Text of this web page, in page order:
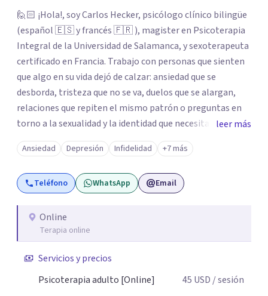
🙋🏻 ¡Hola!, soy Carlos Hecker, psicólogo clínico bilingüe
(español 🇪🇸 y francés 🇫🇷 ), magister en Psicoterapia
Integral de la Universidad de Salamanca, y sexoterapeuta
certificado en Francia. Trabajo con personas que sienten
que algo en su vida dejó de calzar: ansiedad que se
desborda, tristeza que no se va, duelos que se alargan,
relaciones que repiten el mismo patrón o preguntas en
torno a la sexualidad y la identidad que necesitan un
espacio seguro para ser habladas. Mi orientación teórica
integra una mirada Humanista-Relacional con Terapia
Breve, donde el modo en que te vinculas ocupa un lugar
central: cómo te relacionas contigo, con las demás
psicoterapia, cuento con especialización en sexoterapia,
por lo que también acompaño temas de salud sexual,
dificultades en el deseo, intimidad, orientación o
identidad. Busco que el espacio terapéutico sea un lugar
leer más
Ansiedad Depresión Infidelidad +7 más
Teléfono WhatsApp Email
Online
Terapia online
Servicios y precios
Psicoterapia adulto [Online]
45 USD / sesión